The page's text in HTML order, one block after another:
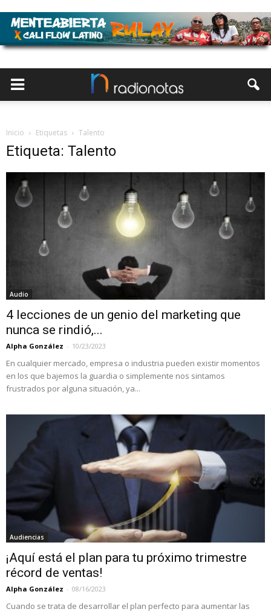
Inicio Etiquetas Talento
Etiqueta: Talento
Audio
4 lecciones de un genio del marketing que
nunca se rindió,...
Alpha González - 10/23/2023
En cualquier mercado, empresa o industria pueden existir momentos
en los que bajemos la guardia o simplemente nos sintamos
frustrados por alguna situación, ya...
Audiencias
¡Aquí está el plan para tu próximo trimestre
récord de ventas!
Alpha González - 08/16/2023
Cuando se trata de desarrollar el plan perfecto para aumentar las